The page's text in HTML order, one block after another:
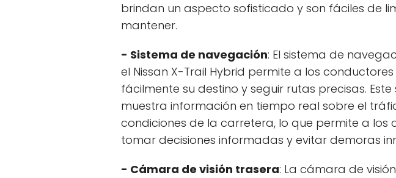
brindan un aspecto sofisticado y son fáciles de
mantener.
- Sistema de navegación: El sistema de
el Nissan X-Trail Hybrid permite a los
fácilmente su destino y seguir rutas precisas.
muestra información en tiempo real sobre el
condiciones de la carretera, lo que permite a los
tomar decisiones informadas y evitar demoras
- Cámara de visión trasera: La cámara de